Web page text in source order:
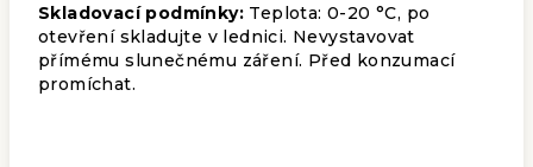
Skladovací podmínky: Teplota: 0-20 °C, po
otevření skladujte v lednici. Nevystavovat
přímému slunečnému záření. Před konzumací
promíchat.